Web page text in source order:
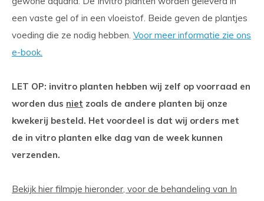
een vaste gel of in een vloeistof. Beide geven de plantjes
voeding die ze nodig hebben. Voor meer informatie zie ons
e-book.
LET OP: invitro planten hebben wij zelf op voorraad en
worden dus niet zoals de andere planten bij onze
kwekerij besteld. Het voordeel is dat wij orders met
de in vitro planten elke dag van de week kunnen
verzenden.
Bekijk hier filmpje hieronder, voor de behandeling van In